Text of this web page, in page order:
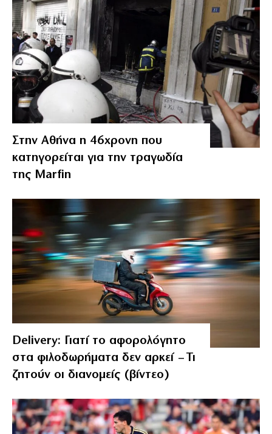
Στην Αθήνα η 46χρονη που
κατηγορείται για την τραγωδία
της Marfin
Delivery: Γιατί το αφορολόγητο
στα φιλοδωρήματα δεν αρκεί – Τι
ζητούν οι διανομείς (βίντεο)